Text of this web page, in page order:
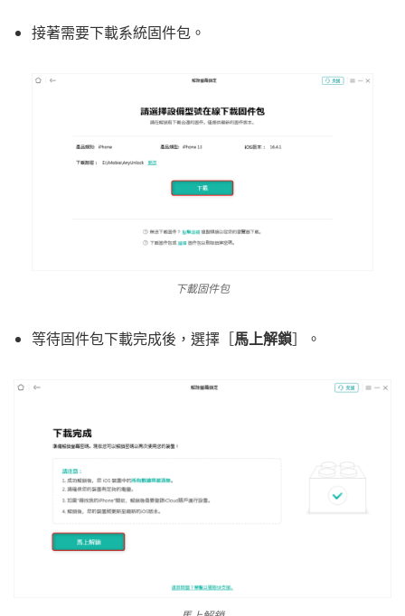
接著需要下載系統固件包。
下載固件包
等待固件包下載完成後，選擇［馬上解鎖］。